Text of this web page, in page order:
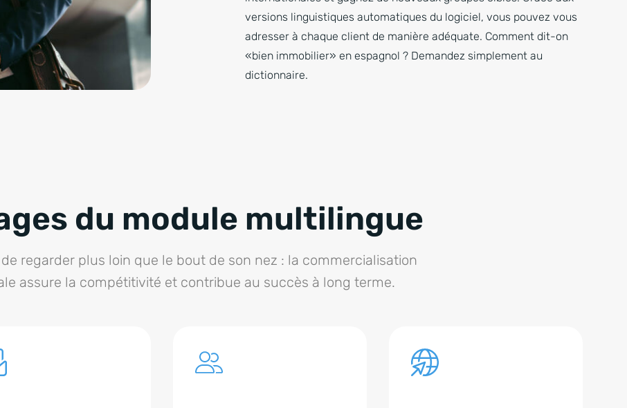
versions linguistiques automatiques du logiciel, vous pouvez vous
adresser à chaque client de manière adéquate. Comment dit-on
«bien immobilier» en espagnol ? Demandez simplement au
dictionnaire.
du module multilingue
regarder plus loin que le bout de son nez : la commercialisation
assure la compétitivité et contribue au succès à long terme.